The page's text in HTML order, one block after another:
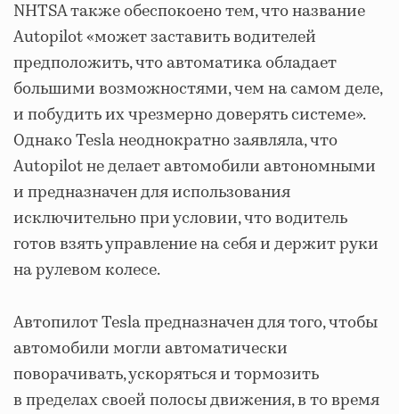
NHTSA также обеспокоено тем, что название
Autopilot «может заставить водителей
предположить, что автоматика обладает
большими возможностями, чем на самом деле,
и побудить их чрезмерно доверять системе».
Однако Tesla неоднократно заявляла, что
Autopilot не делает автомобили автономными
и предназначен для использования
исключительно при условии, что водитель
готов взять управление на себя и держит руки
на рулевом колесе.
Автопилот Tesla предназначен для того, чтобы
автомобили могли автоматически
поворачивать, ускоряться и тормозить
в пределах своей полосы движения, в то время